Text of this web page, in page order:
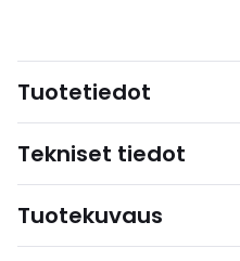
Tuotetiedot
Tekniset tiedot
Tuotekuvaus